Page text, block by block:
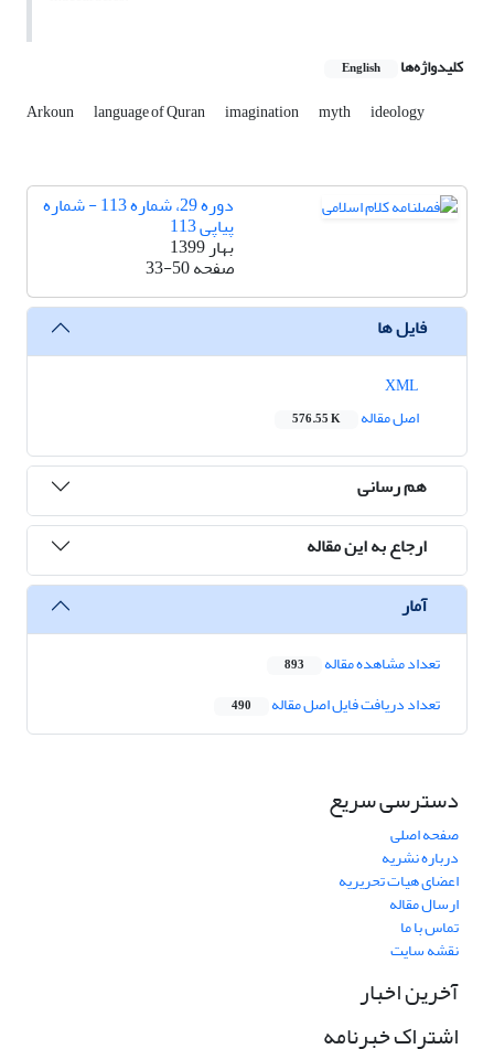
کلیدواژه‌ها English
Arkoun language of Quran imagination myth ideology
دوره 29، شماره 113 - شماره
پیاپی 113
بهار 1399
صفحه33-50
فایل ها
اصل مقاله
576.55 K
هم رسانی
ارجاع به این مقاله
آمار
تعداد مشاهده مقاله 893
تعداد دریافت فایل اصل مقاله 490
دسترسی سریع
صفحه اصلی
درباره نشریه
اعضای هیات تحریریه
ارسال مقاله
تماس با ما
نقشه سایت
آخرین اخبار
اشتراک خبرنامه